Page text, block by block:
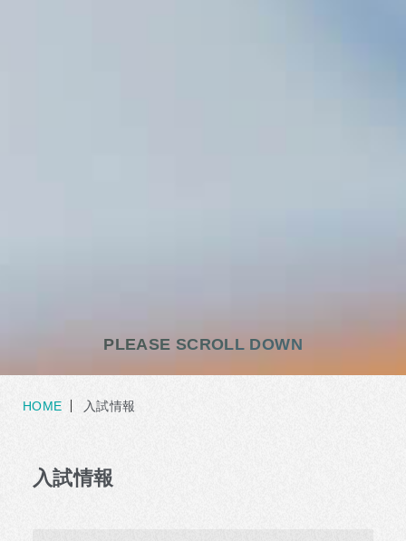
PLEASE SCROLL DOWN
HOME 入試情報
入試情報